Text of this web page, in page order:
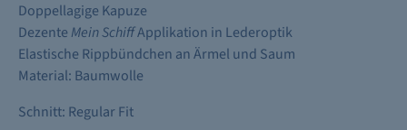
Doppellagige Kapuze
Dezente Mein SchiffApplikation in Lederoptik
Elastische Rippbündchen an Ärmel und Saum
Material: Baumwolle
Schnitt: Regular Fit